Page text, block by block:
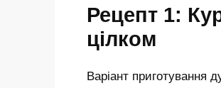
Рецепт 1:
цілком
Варіант приготування